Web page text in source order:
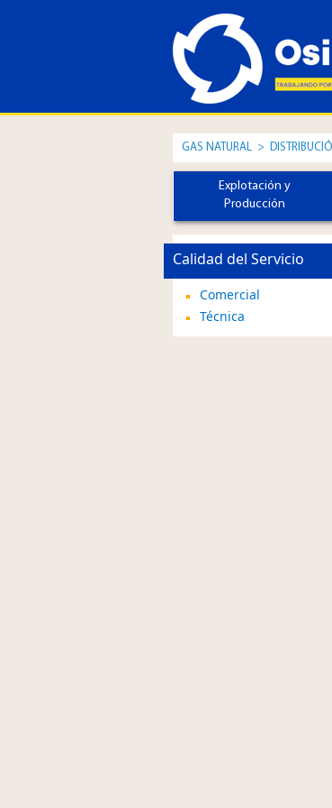
GAS NATURAL >
Explotación y
Producción
Comercial
Técnica
Calidad del Servicio